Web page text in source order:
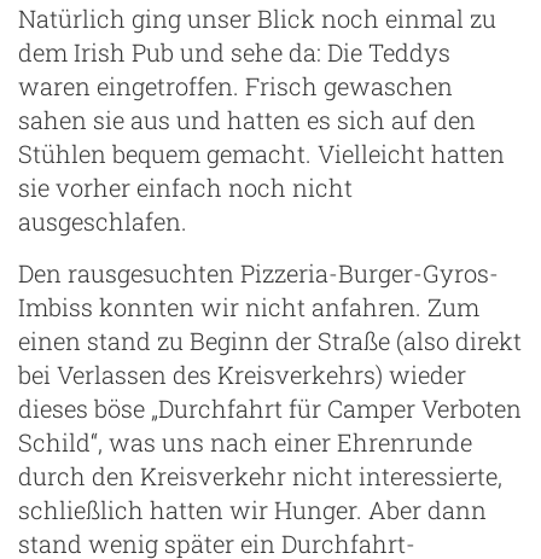
Natürlich ging unser Blick noch einmal zu
dem Irish Pub und sehe da: Die Teddys
waren eingetroffen. Frisch gewaschen
sahen sie aus und hatten es sich auf den
Stühlen bequem gemacht. Vielleicht hatten
sie vorher einfach noch nicht
ausgeschlafen.
Den rausgesuchten Pizzeria-Burger-Gyros-
Imbiss konnten wir nicht anfahren. Zum
einen stand zu Beginn der Straße (also direkt
bei Verlassen des Kreisverkehrs) wieder
dieses böse „Durchfahrt für Camper Verboten
Schild“, was uns nach einer Ehrenrunde
durch den Kreisverkehr nicht interessierte,
schließlich hatten wir Hunger. Aber dann
stand wenig später ein Durchfahrt-